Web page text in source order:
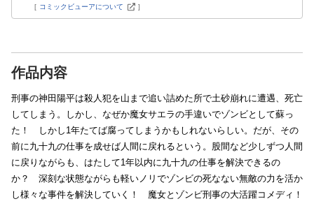
[ コミックビューアについて ]
作品内容
刑事の神田陽平は殺人犯を山まで追い詰めた所で土砂崩れに遭遇、死亡
してしまう。しかし、なぜか魔女サエラの手違いでゾンビとして蘇っ
た！ しかし1年たてば腐ってしまうかもしれないらしい。だが、その
前に九十九の仕事を成せば人間に戻れるという。股間など少しずつ人間
に戻りながらも、はたして1年以内に九十九の仕事を解決できるの
か？ 深刻な状態ながらも軽いノリでゾンビの死なない無敵の力を活か
し様々な事件を解決していく！ 魔女とゾンビ刑事の大活躍コメディ！